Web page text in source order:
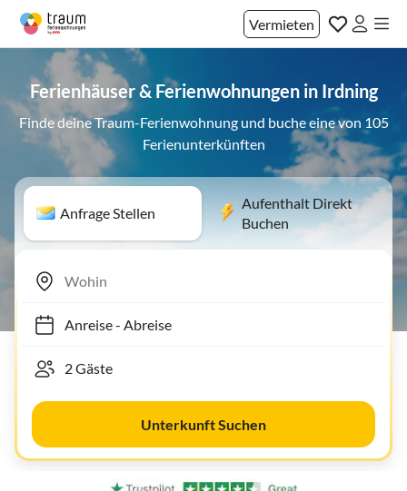
Vermieten
Ferienhäuser & Ferienwohnungen in Irdning
Finde deine Traum-Ferienwohnung und buche eine von 105
Ferienunterkünften
Anfrage Stellen
Aufenthalt Direkt
Buchen
Anreise- Abreise
Unterkunft Suchen